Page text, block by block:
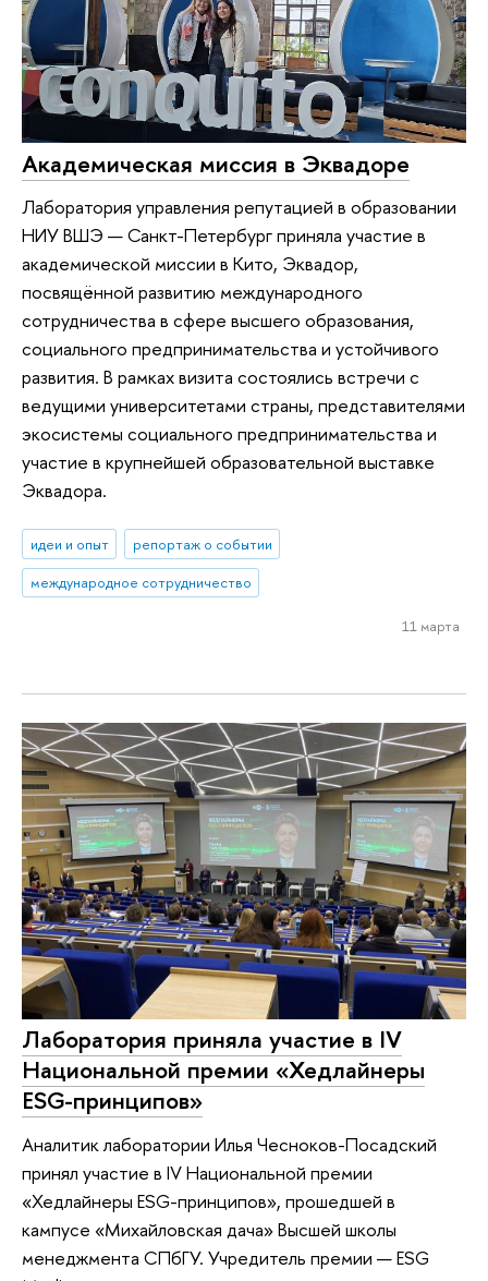
Академическая миссия в Эквадоре
Лаборатория управления репутацией в образовании
НИУ ВШЭ — Санкт-Петербург приняла участие в
академической миссии в Кито, Эквадор,
посвящённой развитию международного
сотрудничества в сфере высшего образования,
социального предпринимательства и устойчивого
развития. В рамках визита состоялись встречи с
ведущими университетами страны, представителями
экосистемы социального предпринимательства и
участие в крупнейшей образовательной выставке
Эквадора.
идеи и опыт
репортаж о событии
международное сотрудничество
11 марта
Лаборатория приняла участие в IV
Национальной премии «Хедлайнеры
ESG-принципов»
Аналитик лаборатории Илья Чесноков-Посадский
принял участие в IV Национальной премии
«Хедлайнеры ESG-принципов», прошедшей в
кампусе «Михайловская дача» Высшей школы
менеджмента СПбГУ. Учредитель премии — ESG